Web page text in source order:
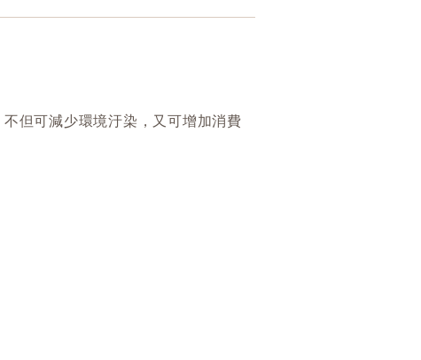
但可減少環境汙染，又可增加消費